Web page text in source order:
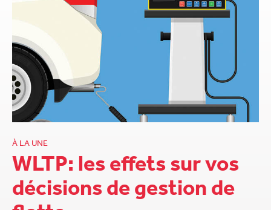
À LA UNE
WLTP: les effets sur vos
décisions de gestion de